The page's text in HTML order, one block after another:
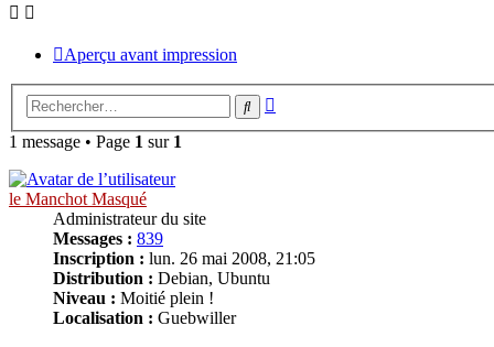
Aperçu avant impression
Rechercher
1 message • Page 1 sur 1
le Manchot Masqué
Administrateur du site
Messages : 839
Inscription : lun. 26 mai 2008, 21:05
Distribution : Debian, Ubuntu
Niveau : Moitié plein !
Localisation : Guebwiller